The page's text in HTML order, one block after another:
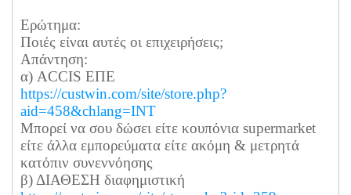
Ερώτημα:
Ποιές είναι αυτές οι επιχειρήσεις;
Απάντηση:
α) ACCIS ΕΠΕ
https://custwin.com/site/store.php?
aid=458&chlang=INT
Μπορεί να σου δώσει είτε κουπόνια supermarket
είτε άλλα εμπορεύματα είτε ακόμη & μετρητά
κατόπιν συνεννόησης
β) ΔΙΑΘΕΣΗ διαφημιστική